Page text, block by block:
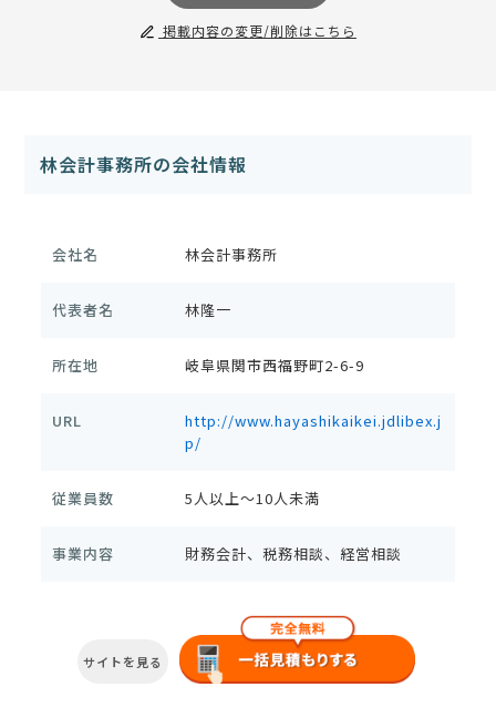
掲載内容の変更/削除はこちら
林会計事務所の会社情報
会社名 林会計事務所
代表者名 林隆一
所在地 岐阜県関市西福野町2-6-9
URL
http://www.hayashikaikei.jdlibex.j
p/
従業員数 5人以上～10人未満
事業内容 財務会計、税務相談、経営相談
サイトを見る